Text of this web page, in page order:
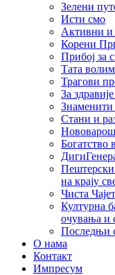
Зелени
Исти смо
Активни и
Корени
Прибој за
Тата
Трагови
За
Знаменити
Стани и
Богатство
на крају
Чиста
Културна
очувања и
Последњи
О нама
Контакт
Импресум